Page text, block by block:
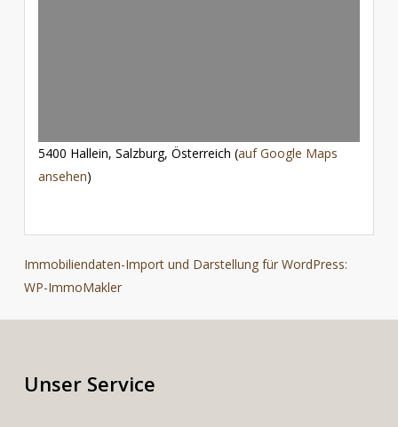
5400 Hallein, Salzburg, Österreich (auf Google Maps
ansehen)
Immobiliendaten-Import und Darstellung für WordPress:
WP-ImmoMakler
Unser Service